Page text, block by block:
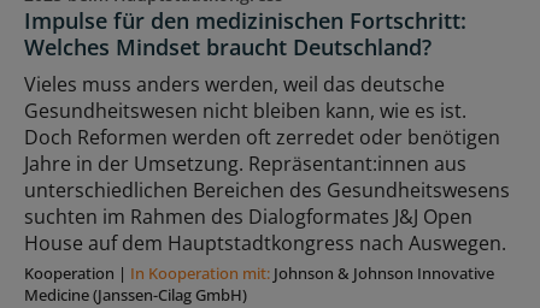
Impulse für den medizinischen Fortschritt:
Welches Mindset braucht Deutschland?
Vieles muss anders werden, weil das deutsche
Gesundheitswesen nicht bleiben kann, wie es ist.
Doch Reformen werden oft zerredet oder benötigen
Jahre in der Umsetzung. Repräsentant:innen aus
unterschiedlichen Bereichen des Gesundheitswesens
suchten im Rahmen des Dialogformates J&J Open
House auf dem Hauptstadtkongress nach Auswegen.
Kooperation | In Kooperation mit: Johnson & Johnson Innovative
Medicine (Janssen-Cilag GmbH)